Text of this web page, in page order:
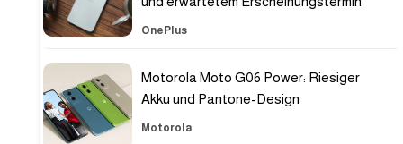
OnePlus
Motorola Moto G06 Power: Riesiger
Akku und Pantone-Design
Motorola